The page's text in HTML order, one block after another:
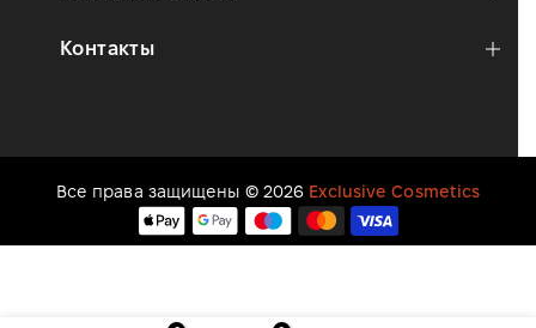
Контакты
Все права защищены © 2026 Exclusive Cosmetics